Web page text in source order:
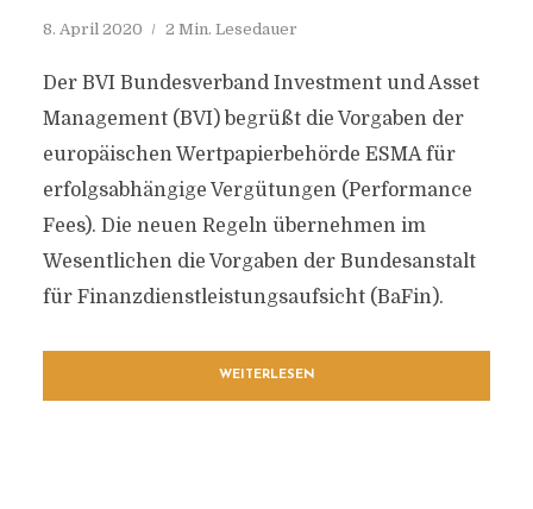
8. April 2020 2 Min. Lesedauer
Der BVI Bundesverband Investment und Asset
Management (BVI) begrüßt die Vorgaben der
europäischen Wertpapierbehörde ESMA für
erfolgsabhängige Vergütungen (Performance
Fees). Die neuen Regeln übernehmen im
Wesentlichen die Vorgaben der Bundesanstalt
für Finanzdienstleistungsaufsicht (BaFin).
WEITERLESEN